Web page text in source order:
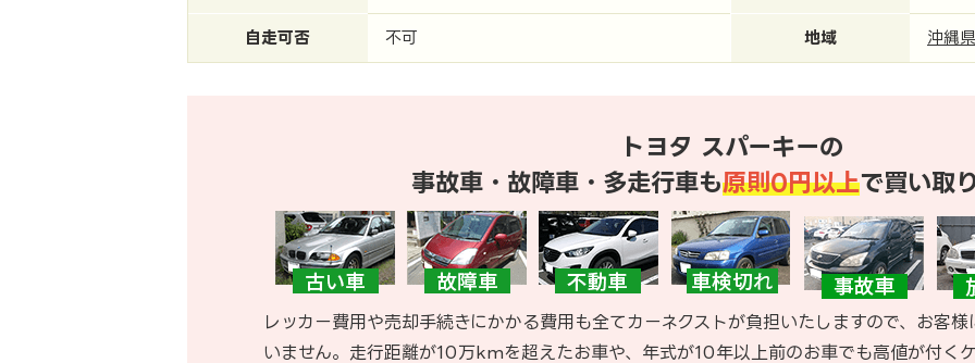
自走可否 不可 地域 沖縄県
トヨタ スパーキーの
事故車・故障車・多走行車も原則0円以上で買い取
レッカー費用や売却手続きにかかる費用も全てカーネクストが負担いたしますので、お客
いません。走行距離が10万kmを超えたお車や、年式が10年以上前のお車でも高値が付く